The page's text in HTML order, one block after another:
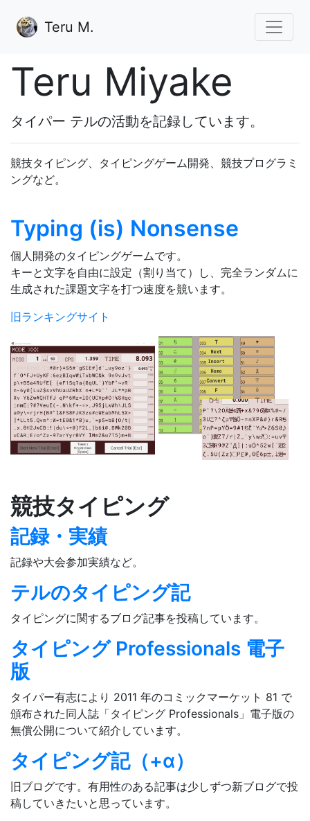
Teru M.
Teru Miyake
タイパー テルの活動を記録しています。
競技タイピング、タイピングゲーム開発、競技プログラミ
ングなど。
Typing (is) Nonsense
個人開発のタイピングゲームです。
キーと文字を自由に設定（割り当て）し、完全ランダムに
生成された課題文字を打つ速度を競います。
旧ランキングサイト
競技タイピング
記録・実績
記録や大会参加実績など。
テルのタイピング記
タイピングに関するブログ記事を投稿しています。
タイピング Professionals 電子
版
タイパー有志により 2011 年のコミックマーケット 81 で
頒布された同人誌「タイピング Professionals」電子版の
無償公開について紹介しています。
タイピング記（+α）
旧ブログです。有用性のある記事は少しずつ新ブログで投
稿していきたいと思っています。